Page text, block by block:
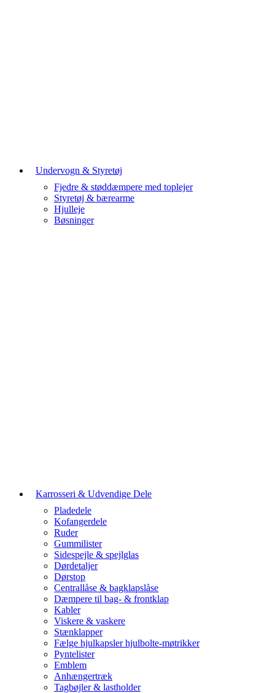
Undervogn & Styretøj
Fjedre & støddæmpere med toplejer
Styretøj & bærearme
Hjulleje
Bøsninger
Karrosseri & Udvendige Dele
Pladedele
Kofangerdele
Ruder
Gummilister
Sidespejle & spejlglas
Dørdetaljer
Dørstop
Centrallåse & bagklapslåse
Dæmpere til bag- & frontklap
Kabler
Viskere & vaskere
Stænklapper
Fælge hjulkapsler hjulbolte-møtrikker
Pyntelister
Emblem
Anhængertræk
Tagbøjler & lastholder